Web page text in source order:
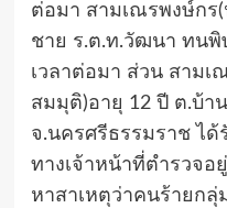
ต่อมา สามเณรพงษ์กร
ชาย ร.ต.ท.วัฒนา ทนพิ
เวลาต่อมา ส่วน สาม
สมมุติ)อายุ 12 ปี ต.บ้า
จ.นครศรีธรรมราช ไ
ทางเจ้าหน้าที่ตำรวจอ
หาสาเหตุว่าคนร้ายกลุ่